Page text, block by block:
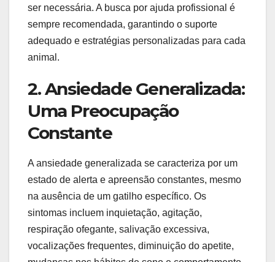
ser necessária. A busca por ajuda profissional é
sempre recomendada, garantindo o suporte
adequado e estratégias personalizadas para cada
animal.
2. Ansiedade Generalizada:
Uma Preocupação
Constante
A ansiedade generalizada se caracteriza por um
estado de alerta e apreensão constantes, mesmo
na ausência de um gatilho específico. Os
sintomas incluem inquietação, agitação,
respiração ofegante, salivação excessiva,
vocalizações frequentes, diminuição do apetite,